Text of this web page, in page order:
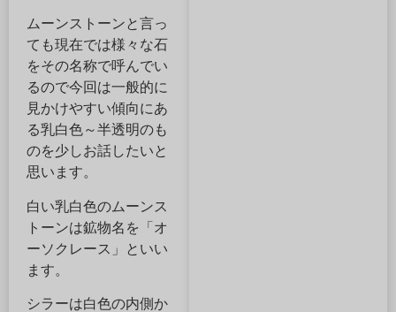
ムーンストーンと言っ
ても現在では様々な石
をその名称で呼んでい
るので今回は一般的に
見かけやすい傾向にあ
る乳白色～半透明のも
のを少しお話したいと
思います。
白い乳白色のムーンス
トーンは鉱物名を「オ
ーソクレース」といい
ます。
シラーは白色の内側か